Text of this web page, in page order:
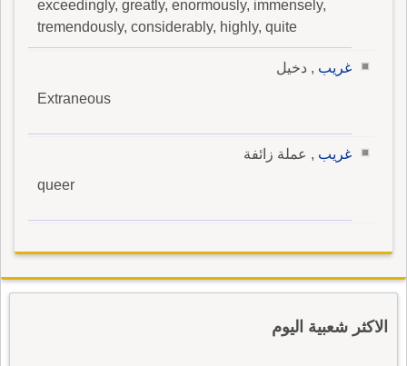
exceedingly, greatly, enormously, immensely,
tremendously, considerably, highly, quite
غريب , دخيل
Extraneous
غريب , عملة زائفة
queer
الاكثر شعبية اليوم